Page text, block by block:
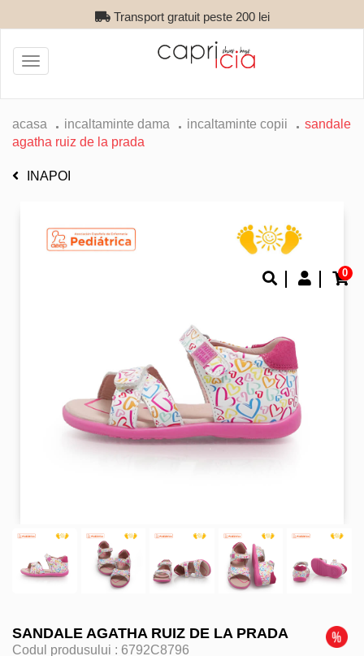
Transport gratuit peste 200 lei
0
Toggle
navigation
acasa incaltaminte dama incaltaminte copii
sandale
agatha ruiz de la prada
INAPOI
SANDALE AGATHA RUIZ DE LA PRADA
Codul produsului : 6792C8796